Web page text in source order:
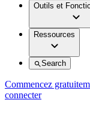
Outils et
Ressources
Search
Commencez
connecter